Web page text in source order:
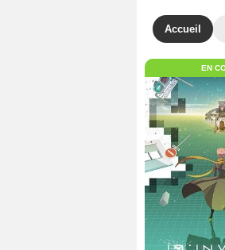
Accueil
EN